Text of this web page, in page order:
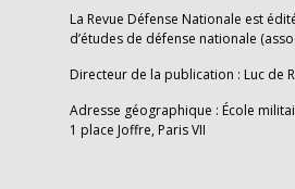
La Revue Défense Nationale est
d’études de défense nationale
Directeur de la publication : Luc de
Adresse géographique : École
1 place Joffre, Paris VII